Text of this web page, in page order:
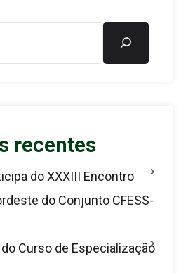
recentes
do XXXIII Encontro
do Conjunto CFESS-
Curso de Especialização